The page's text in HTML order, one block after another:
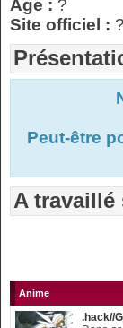
Âge : ?
Site officiel : ?
Peut-être
A travaillé
Anime
.hack//